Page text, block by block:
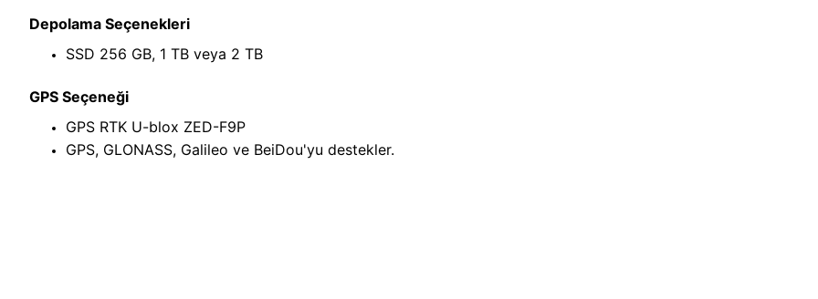
Depolama Seçenekleri
SSD 256 GB, 1 TB veya 2 TB
GPS Seçeneği
GPS RTK U-blox ZED-F9P
GPS, GLONASS, Galileo ve BeiDou'yu destekler.